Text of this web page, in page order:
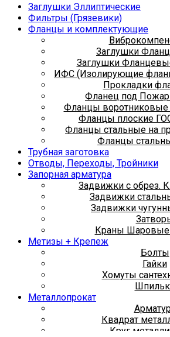
Заглушки Эллиптические
Фильтры (Грязевики)
Фланцы и комплектующие
Заглушки
Заглушки
ИФС (Изолирующие
Прокладки
Фланец под
Фланцы воротниковые
Фланцы плоские
Фланцы стальные на
Фланцы
Трубная заготовка
Отводы, Переходы, Тройники
Запорная арматура
Задвижки с обрез.
Задвижки
Задвижки
Краны Шаровые
Метизы + Крепеж
Болты
Гайки
Хомуты
Металлопрокат
Квадрат
Круг